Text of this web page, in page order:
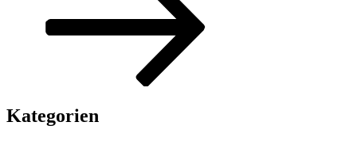
Kategorien